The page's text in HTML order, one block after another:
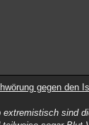
gegen den
extremistisch sind